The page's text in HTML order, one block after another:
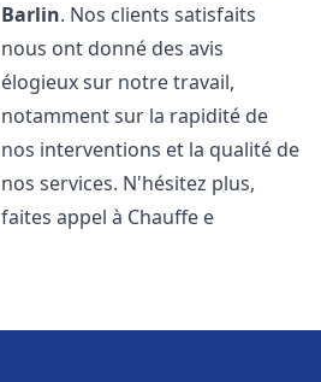
Barlin. Nos clients satisfaits
nous ont donné des avis
élogieux sur notre travail,
notamment sur la rapidité de
nos interventions et la qualité de
nos services. N'hésitez plus,
faites appel à Chauffe e